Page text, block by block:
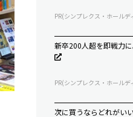
PR(シンプレクス・ホールデ
新卒200人超を即戦力
PR(シンプレクス・ホールデ
次に買うならどれがい